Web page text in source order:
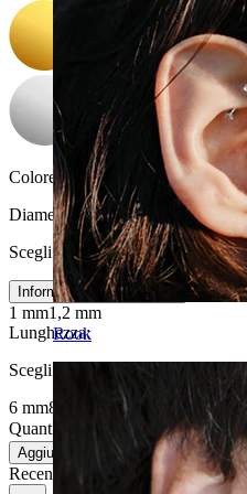
Rook
Colore della pietra:
Trasparente
Diametro del filo:
Scegli Diametro del filo
Informazioni sulla misura
1 mm1,2 mm
Lunghezza:
Scegli Lunghezza
6 mm8 mm
Quantità: 1
Modifica
Aggiungi al carrello
Recensioni del prodotto